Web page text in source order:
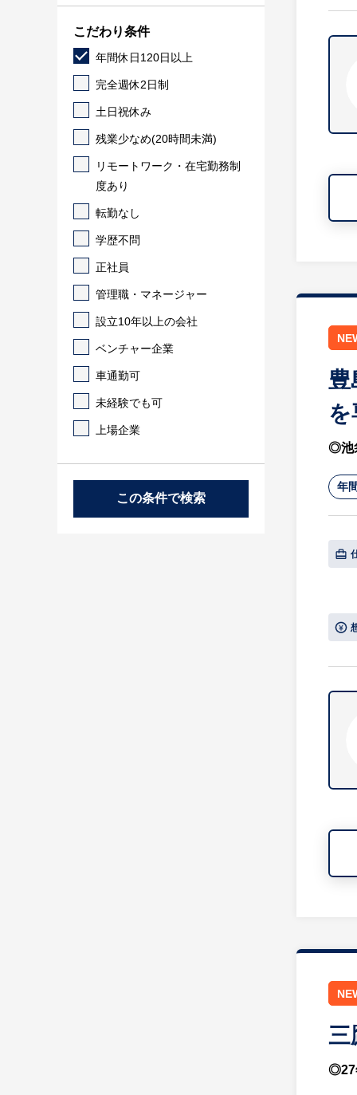
◎池
年
三
◎27
こだわり条件
年間休日120日以上
完全週休2日制
土日祝休み
残業少なめ(20時間未満)
リモートワーク・在宅勤務制
度あり
転勤なし
学歴不問
正社員
管理職・マネージャー
設立10年以上の会社
ベンチャー企業
車通勤可
未経験でも可
上場企業
この条件で検索